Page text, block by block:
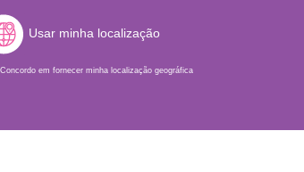
Usar minha localização
Concordo em fornecer minha localização geográfica